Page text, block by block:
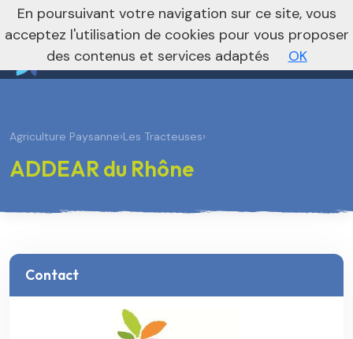
Vers le site national
nivo_2026: 1
Agriculture Paysanne›Les Tracteuses›
ADDEAR du Rhône
Contact
En poursuivant votre navigation sur ce site, vous
acceptez l'utilisation de cookies pour vous proposer
des contenus et services adaptés
OK